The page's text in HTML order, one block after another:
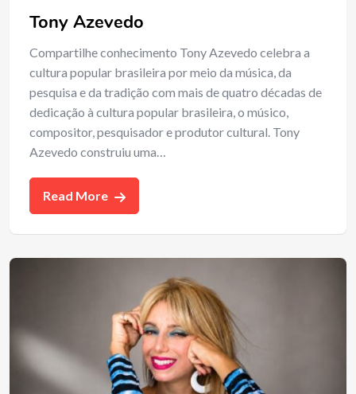
Tony Azevedo
Compartilhe conhecimento Tony Azevedo celebra a
cultura popular brasileira por meio da música, da
pesquisa e da tradição com mais de quatro décadas de
dedicação à cultura popular brasileira, o músico,
compositor, pesquisador e produtor cultural. Tony
Azevedo construiu uma…
Read More